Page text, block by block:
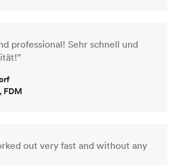
professional! Sehr schnell und
FDM
out very fast and without any